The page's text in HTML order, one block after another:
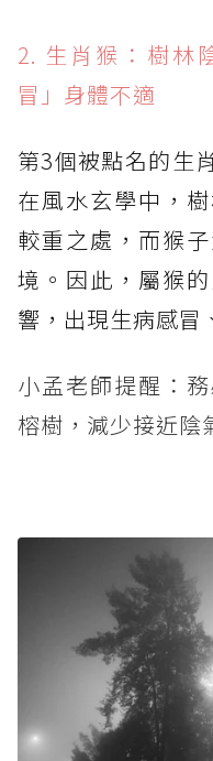
2. 生肖猴：樹林
冒」身體不適
第3個被點名的生
在風水玄學中，
較重之處，而猴
境。因此，屬猴
響，出現生病感冒
小孟老師提醒：
榕樹，減少接近陰